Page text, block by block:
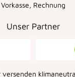
Vorkasse, Rechnung
Unser Partner
versenden